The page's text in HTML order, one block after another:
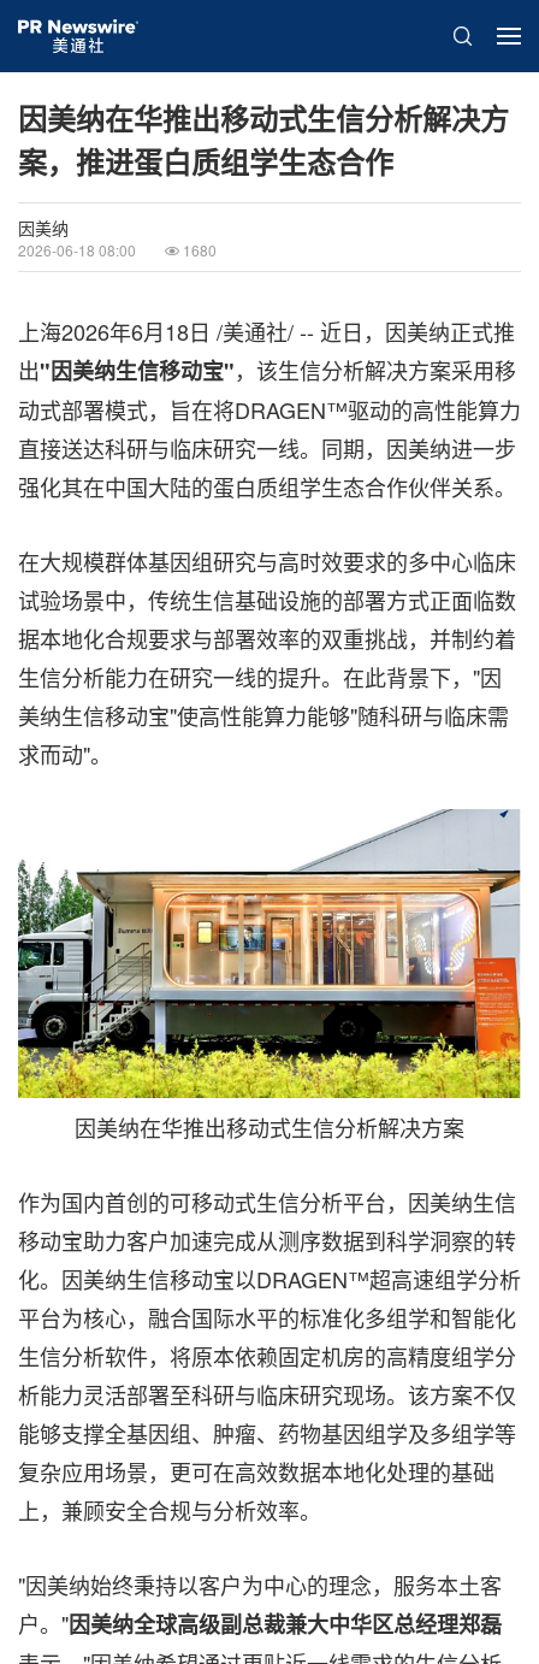
因美纳在华推出移动式生信分析解决方
案，推进蛋白质组学生态合作
因美纳
2026-06-18 08:00 1680
上海2026年6月18日 /美通社/ -- 近日，因美纳正式推
出"因美纳生信移动宝"，该生信分析解决方案采用移
动式部署模式，旨在将DRAGEN™驱动的高性能算力
直接送达科研与临床研究一线。同期，因美纳进一步
强化其在中国大陆的蛋白质组学生态合作伙伴关系。
在大规模群体基因组研究与高时效要求的多中心临床
试验场景中，传统生信基础设施的部署方式正面临数
据本地化合规要求与部署效率的双重挑战，并制约着
生信分析能力在研究一线的提升。在此背景下，"因
美纳生信移动宝"使高性能算力能够"随科研与临床需
求而动"。
因美纳在华推出移动式生信分析解决方案
作为国内首创的可移动式生信分析平台，因美纳生信
移动宝助力客户加速完成从测序数据到科学洞察的转
化。因美纳生信移动宝以DRAGEN™超高速组学分析
平台为核心，融合国际水平的标准化多组学和智能化
生信分析软件，将原本依赖固定机房的高精度组学分
析能力灵活部署至科研与临床研究现场。该方案不仅
能够支撑全基因组、肿瘤、药物基因组学及多组学等
复杂应用场景，更可在高效数据本地化处理的基础
上，兼顾安全合规与分析效率。
"因美纳始终秉持以客户为中心的理念，服务本土客
户。"因美纳全球高级副总裁兼大中华区总经理郑磊